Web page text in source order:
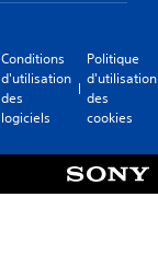
Conditions
d'utilisation
des
logiciels
Politique
d'utilisation
des
cookies